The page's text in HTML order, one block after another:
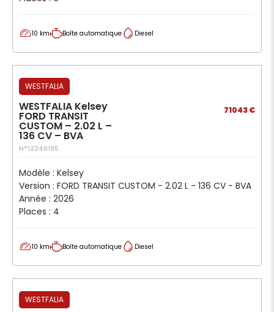
10 km Boîte automatique Diesel
WESTFALIA
WESTFALIA Kelsey
FORD TRANSIT
CUSTOM – 2.02 L –
136 CV – BVA
71043 €
N°12240195
Modèle : Kelsey
Version : FORD TRANSIT CUSTOM - 2.02 L - 136 CV - BVA
Année : 2026
Places : 4
10 km Boîte automatique Diesel
WESTFALIA